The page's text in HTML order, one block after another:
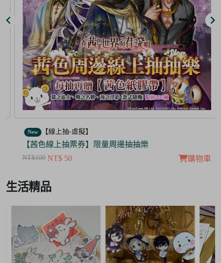
New 【線上抽-虛擬】
【茜色線上抽票券】限量周邊抽抽樂
NT$100 NT$ 50
購物車
3
生活精品